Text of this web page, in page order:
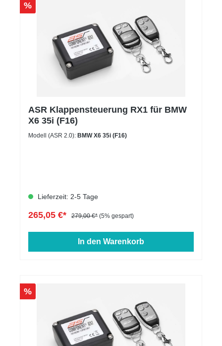
%
ASR Klappensteuerung RX1 für BMW
X6 35i (F16)
Modell (ASR 2.0): BMW X6 35i (F16)
Lieferzeit: 2-5 Tage
265,05 €* 279,00 €* (5% gespart)
In den Warenkorb
%